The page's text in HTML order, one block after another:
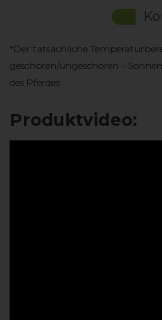
*Der tatsächliche
geschoren/ungeschoren -
des Pferdes
Produktvideo: